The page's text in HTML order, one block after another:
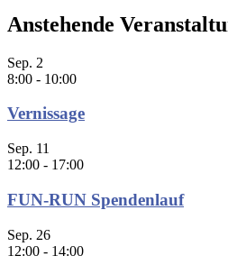
Anstehende
Sep. 2
8:00 - 10:00
Vernissage
Sep. 11
12:00 - 17:00
FUN-RUN Spendenlauf
Sep. 26
12:00 - 14:00